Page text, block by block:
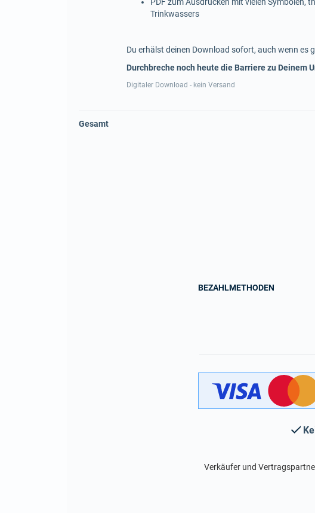
PDF zum Ausdrucken mit vielen Symbolen,
Trinkwassers
Du erhälst deinen Download sofort, auch wenn es
Durchbreche noch heute die Barriere zu
Digitaler Download - kein Versand
Gesamt
BEZAHLMETHODEN
Verkäufer und